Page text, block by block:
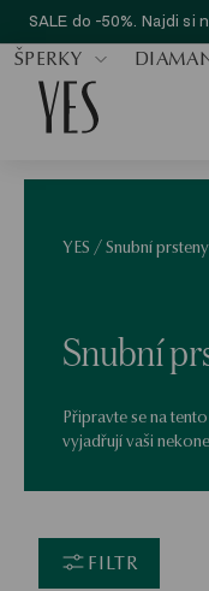
SALE do -50%. Najdi si
ŠPERKY
YES /Snubní prsteny
Snubní
Připravte se na
vyjadřují vaši
FILTR